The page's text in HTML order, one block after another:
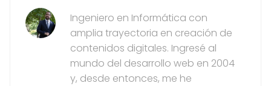
Ingeniero en Informática con
amplia trayectoria en creación de
contenidos digitales. Ingresé al
mundo del desarrollo web en 2004
y, desde entonces, me he